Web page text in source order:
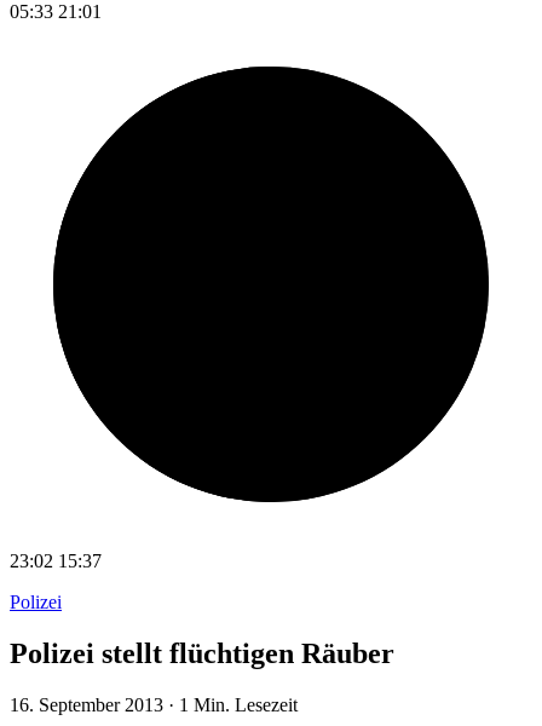
05:33 21:01
23:02 15:37
Polizei
Polizei stellt flüchtigen Räuber
16. September 2013 · 1 Min. Lesezeit